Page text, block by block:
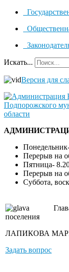
Искать...
Версия для
Перерыв на
Пятница-
Перерыв на
Суббота,
поселения
ЛАПИКОВА
Задать вопрос